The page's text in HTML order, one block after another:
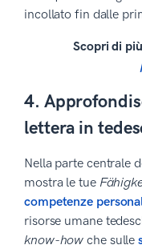
incollato fin dalle
Scopri di più
4.
lettera in
Nella parte centrale
mostra le tue
competenze
risorse umane
know-how che sulle